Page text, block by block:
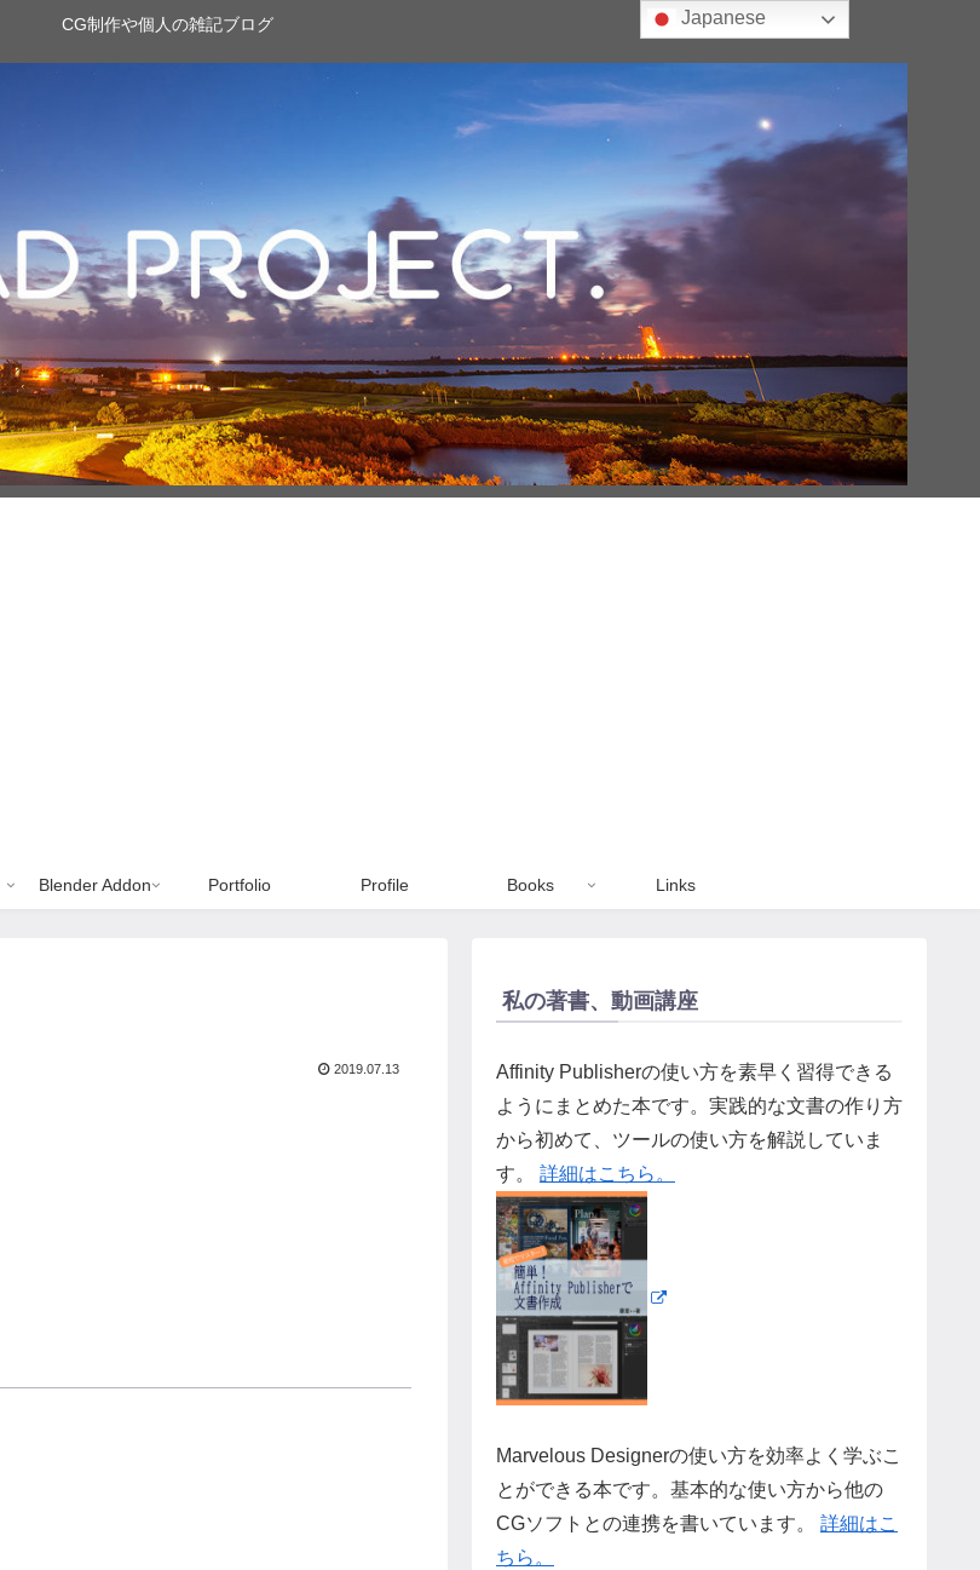
CG制作や個人の雑記ブログ
Blender Addon Portfolio Profile Books Links
2019.07.13
私の著書、動画講座
Affinity Publisherの使い方を素早く習得できる
ようにまとめた本です。実践的な文書の作り方
から初めて、ツールの使い方を解説していま
す。 詳細はこちら。
Marvelous Designerの使い方を効率よく学ぶこ
とができる本です。基本的な使い方から他の
CGソフトとの連携を書いています。 詳細はこ
ちら。
Japanese